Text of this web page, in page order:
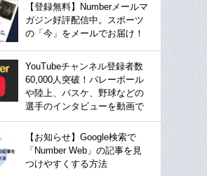
【登録無料】Numberメールマ
ガジン好評配信中。スポーツ
の「今」をメールでお届け！
YouTubeチャンネル登録者数
60,000人突破！バレーボール
や陸上、バスケ、野球などの
選手のインタビューを動画で
【お知らせ】Google検索で
「Number Web」の記事を見
つけやすくする方法